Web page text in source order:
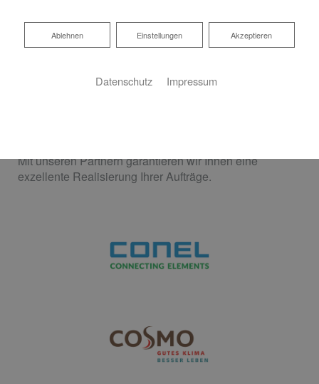
Mit unseren Partnern garantieren wir Ihnen eine
exzellente Realisierung Ihrer Aufträge.
Akzeptieren
Einstellungen
Ablehnen
Ablehnen
Datenschutz Impressum